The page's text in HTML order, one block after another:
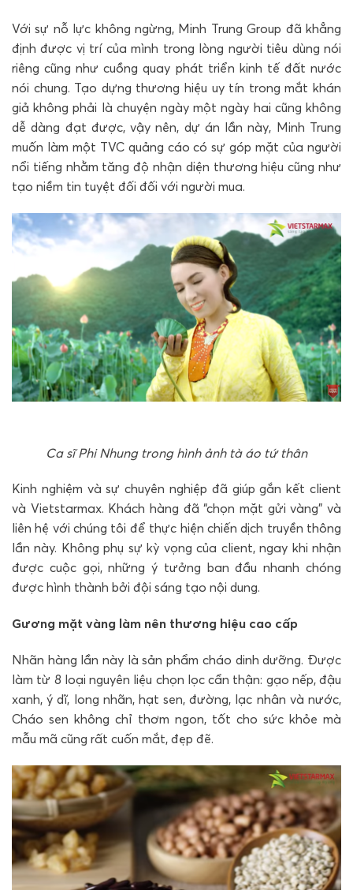
Với sự nỗ lực không ngừng, Minh Trung Group đã khẳng
định được vị trí của mình trong lòng người tiêu dùng nói
riêng cũng như cuồng quay phát triển kinh tế đất nước
nói chung. Tạo dựng thương hiệu uy tín trong mắt khán
giả không phải là chuyện ngày một ngày hai cũng không
dễ dàng đạt được, vậy nên, dự án lần này, Minh Trung
muốn làm một TVC quảng cáo có sự góp mặt của người
nổi tiếng nhằm tăng độ nhận diện thương hiệu cũng như
tạo niềm tin tuyệt đối đối với người mua.
Ca sĩ Phi Nhung trong hình ảnh tà áo tứ thân
Kinh nghiệm và sự chuyên nghiệp đã giúp gắn kết client
và Vietstarmax. Khách hàng đã “chọn mặt gửi vàng” và
liên hệ với chúng tôi để thực hiện chiến dịch truyền thông
lần này. Không phụ sự kỳ vọng của client, ngay khi nhận
được cuộc gọi, những ý tưởng ban đầu nhanh chóng
được hình thành bởi đội sáng tạo nội dung.
Gương mặt vàng làm nên thương hiệu cao cấp
Nhãn hàng lần này là sản phẩm cháo dinh dưỡng. Được
làm từ 8 loại nguyên liệu chọn lọc cẩn thận: gạo nếp, đậu
xanh, ý dĩ, long nhãn, hạt sen, đường, lạc nhân và nước,
Cháo sen không chỉ thơm ngon, tốt cho sức khỏe mà
mẫu mã cũng rất cuốn mắt, đẹp đẽ.